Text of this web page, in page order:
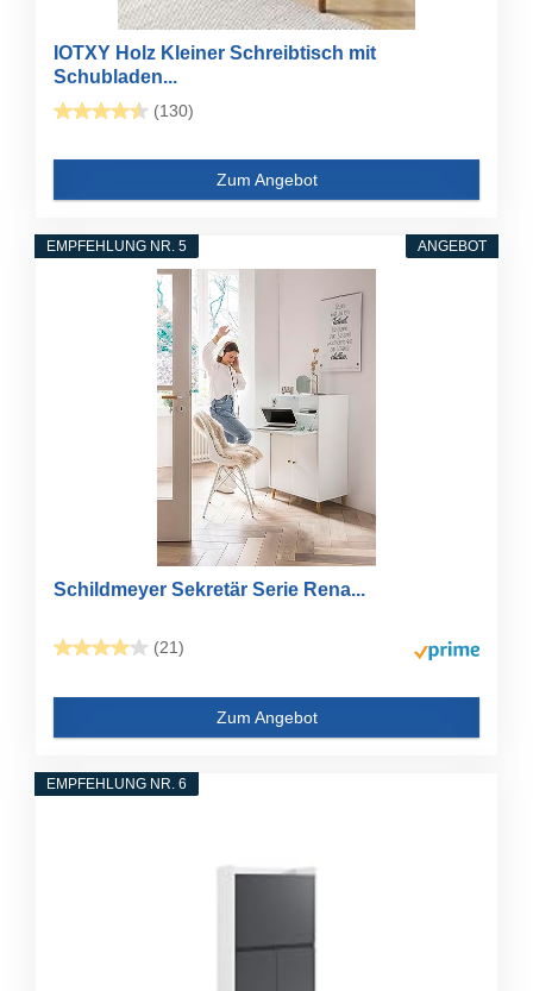
IOTXY Holz Kleiner Schreibtisch mit
Schubladen...
(130)
Zum Angebot
ANGEBOT
EMPFEHLUNG NR. 5
Schildmeyer Sekretär Serie Rena...
(21)
Zum Angebot
EMPFEHLUNG NR. 6